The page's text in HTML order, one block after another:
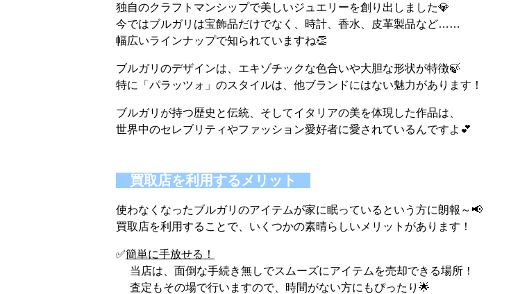
独自のクラフトマンシップで美しいジュエリーを創り出しました💎
今ではブルガリは宝飾品だけでなく、時計、香水、皮革製品など……
幅広いラインナップで知られていますね👏
ブルガリのデザインは、エキゾチックな色合いや大胆な形状が特徴🍃
特に「パラッツォ」のスタイルは、他ブランドにはない魅力があります！
ブルガリが持つ歴史と伝統、そしてイタリアの美を体現した作品は、
世界中のセレブリティやファッション愛好者に愛されているんですよ💕
買取店を利用するメリット
使わなくなったブルガリのアイテムが家に眠っているという方に朗報～📢
買取店を利用することで、いくつかの素晴らしいメリットがあります！
✅簡単に手放せる！
当店は、面倒な手続き無しでスムーズにアイテムを売却できる場所！
査定もその場で行いますので、時間がない方にもぴったり🌟